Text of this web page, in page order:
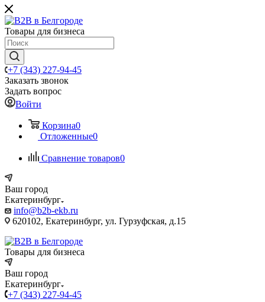
Товары для бизнеса
+7 (343) 227-94-45
Заказать звонок
Задать вопрос
Войти
Корзина0
Отложенные0
Сравнение товаров0
Ваш город
Екатеринбург
info@b2b-ekb.ru
620102, Екатеринбург, ул. Гурзуфская, д.15
Товары для бизнеса
Ваш город
Екатеринбург
+7 (343) 227-94-45